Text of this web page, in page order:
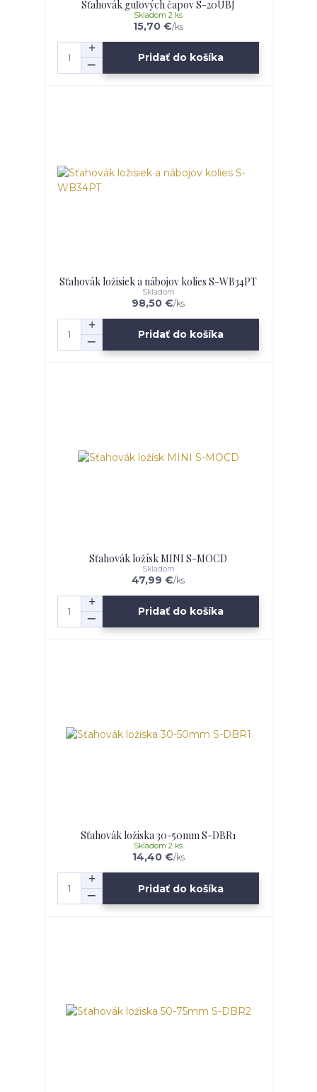
Sťahovák guľových čapov S-20UBJ
15,70 €/ks
Skladom 2 ks
Pridať do košíka
Sťahovák ložisiek a nábojov kolies S-WB34PT
98,50 €/ks
Skladom
Pridať do košíka
Sťahovák ložísk MINI S-MOCD
47,99 €/ks
Skladom
Pridať do košíka
Sťahovák ložiska 30-50mm S-DBR1
14,40 €/ks
Skladom 2 ks
Pridať do košíka